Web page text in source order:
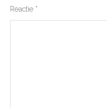
Reactie *